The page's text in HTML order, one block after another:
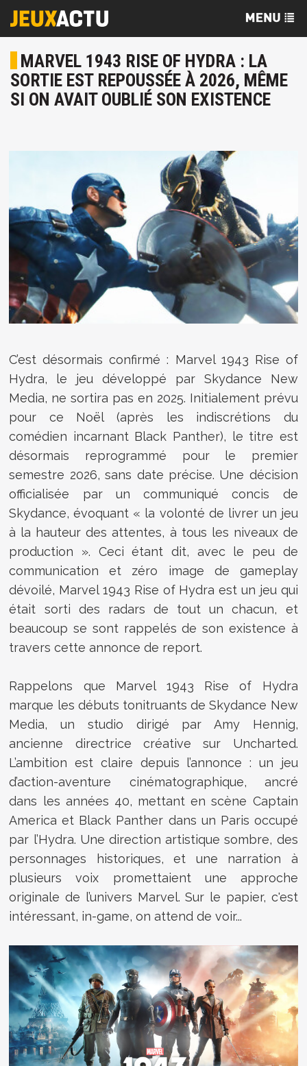
MARVEL 1943 RISE OF HYDRA : LA
SORTIE EST REPOUSSÉE À 2026, MÊME
SI ON AVAIT OUBLIÉ SON EXISTENCE
C’est désormais confirmé : Marvel 1943 Rise of
Hydra, le jeu développé par Skydance New
Media, ne sortira pas en 2025. Initialement prévu
pour ce Noël (après les indiscrétions du
comédien incarnant Black Panther), le titre est
désormais reprogrammé pour le premier
semestre 2026, sans date précise. Une décision
officialisée par un communiqué concis de
Skydance, évoquant « la volonté de livrer un jeu
à la hauteur des attentes, à tous les niveaux de
production ». Ceci étant dit, avec le peu de
communication et zéro image de gameplay
dévoilé, Marvel 1943 Rise of Hydra est un jeu qui
était sorti des radars de tout un chacun, et
beaucoup se sont rappelés de son existence à
travers cette annonce de report.
Rappelons que Marvel 1943 Rise of Hydra
marque les débuts tonitruants de Skydance New
Media, un studio dirigé par Amy Hennig,
ancienne directrice créative sur Uncharted.
L’ambition est claire depuis l’annonce : un jeu
d’action-aventure cinématographique, ancré
dans les années 40, mettant en scène Captain
America et Black Panther dans un Paris occupé
par l’Hydra. Une direction artistique sombre, des
personnages historiques, et une narration à
plusieurs voix promettaient une approche
originale de l’univers Marvel. Sur le papier, c'est
intéressant, in-game, on attend de voir...